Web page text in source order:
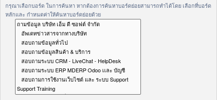
กรุณาเลือกบอร์ด ในการค้นหา หากต้องการค้นหาบอร์ดย่อยสามารถทำได้โดย เลือกที่บอร์ด
หลักและ กำหนดค่าให้ค้นหาบอร์ดย่อยด้วย